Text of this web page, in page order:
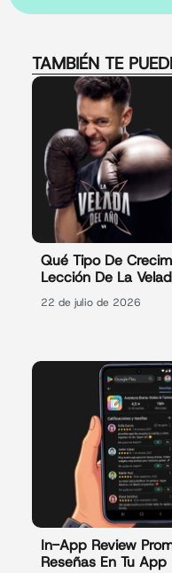
TAMBIÉN TE
Qué Tipo De
Lección De La
22 de julio de 2026
In-App Review
Reseñas En Tu App